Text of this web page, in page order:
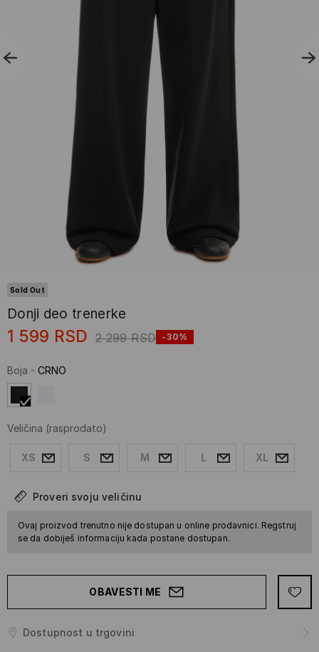
Sold Out
Donji deo trenerke
1 599 RSD 2 299 RSD -30%
Boja - CRNO
Veličina (rasprodato)
XS S M L XL
Proveri svoju veličinu
Ovaj proizvod trenutno nije dostupan u online prodavnici. Regstruj
se da dobiješ informaciju kada postane dostupan.
OBAVESTI ME
Dostupnost u trgovini